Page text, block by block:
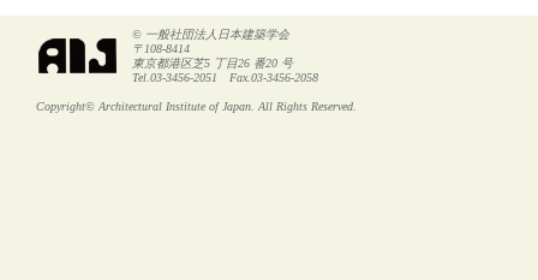
© 一般社団法人日本建築学会
〒108-8414
東京都港区芝5 丁目26 番20 号
Tel.03-3456-2051 Fax.03-3456-2058
Copyright© Architectural Institute of Japan. All Rights Reserved.